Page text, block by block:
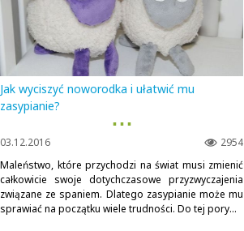
Jak wyciszyć noworodka i ułatwić mu
zasypianie?
▪ ▪ ▪
2954
03.12.2016
Maleństwo, które przychodzi na świat musi zmienić
całkowicie swoje dotychczasowe przyzwyczajenia
związane ze spaniem. Dlatego zasypianie może mu
sprawiać na początku wiele trudności. Do tej pory...